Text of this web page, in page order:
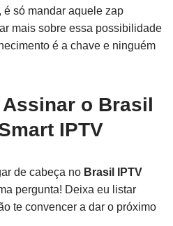
só mandar aquele zap
mais sobre essa possibilidade
é a chave e ninguém
o Brasil
IPTV
de cabeça no Brasil IPTV
pergunta! Deixa eu listar
te convencer a dar o próximo